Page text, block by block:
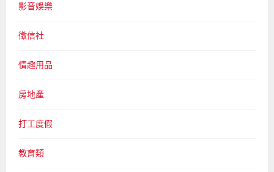
影音娛樂
徵信社
情趣用品
房地產
打工度假
教育類